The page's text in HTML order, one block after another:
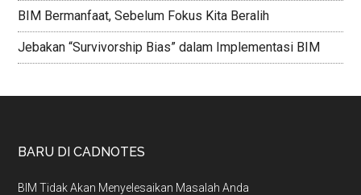
BIM Bermanfaat, Sebelum Fokus Kita Beralih
Jebakan “Survivorship Bias” dalam Implementasi BIM
BARU DI CADNOTES
BIM Tidak Akan Menyelesaikan Masalah Anda